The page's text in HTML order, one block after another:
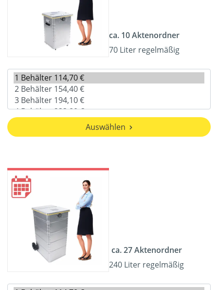
ca. 10 Aktenordner
70 Liter regelmäßig
Auswählen
ca. 27 Aktenordner
240 Liter regelmäßig